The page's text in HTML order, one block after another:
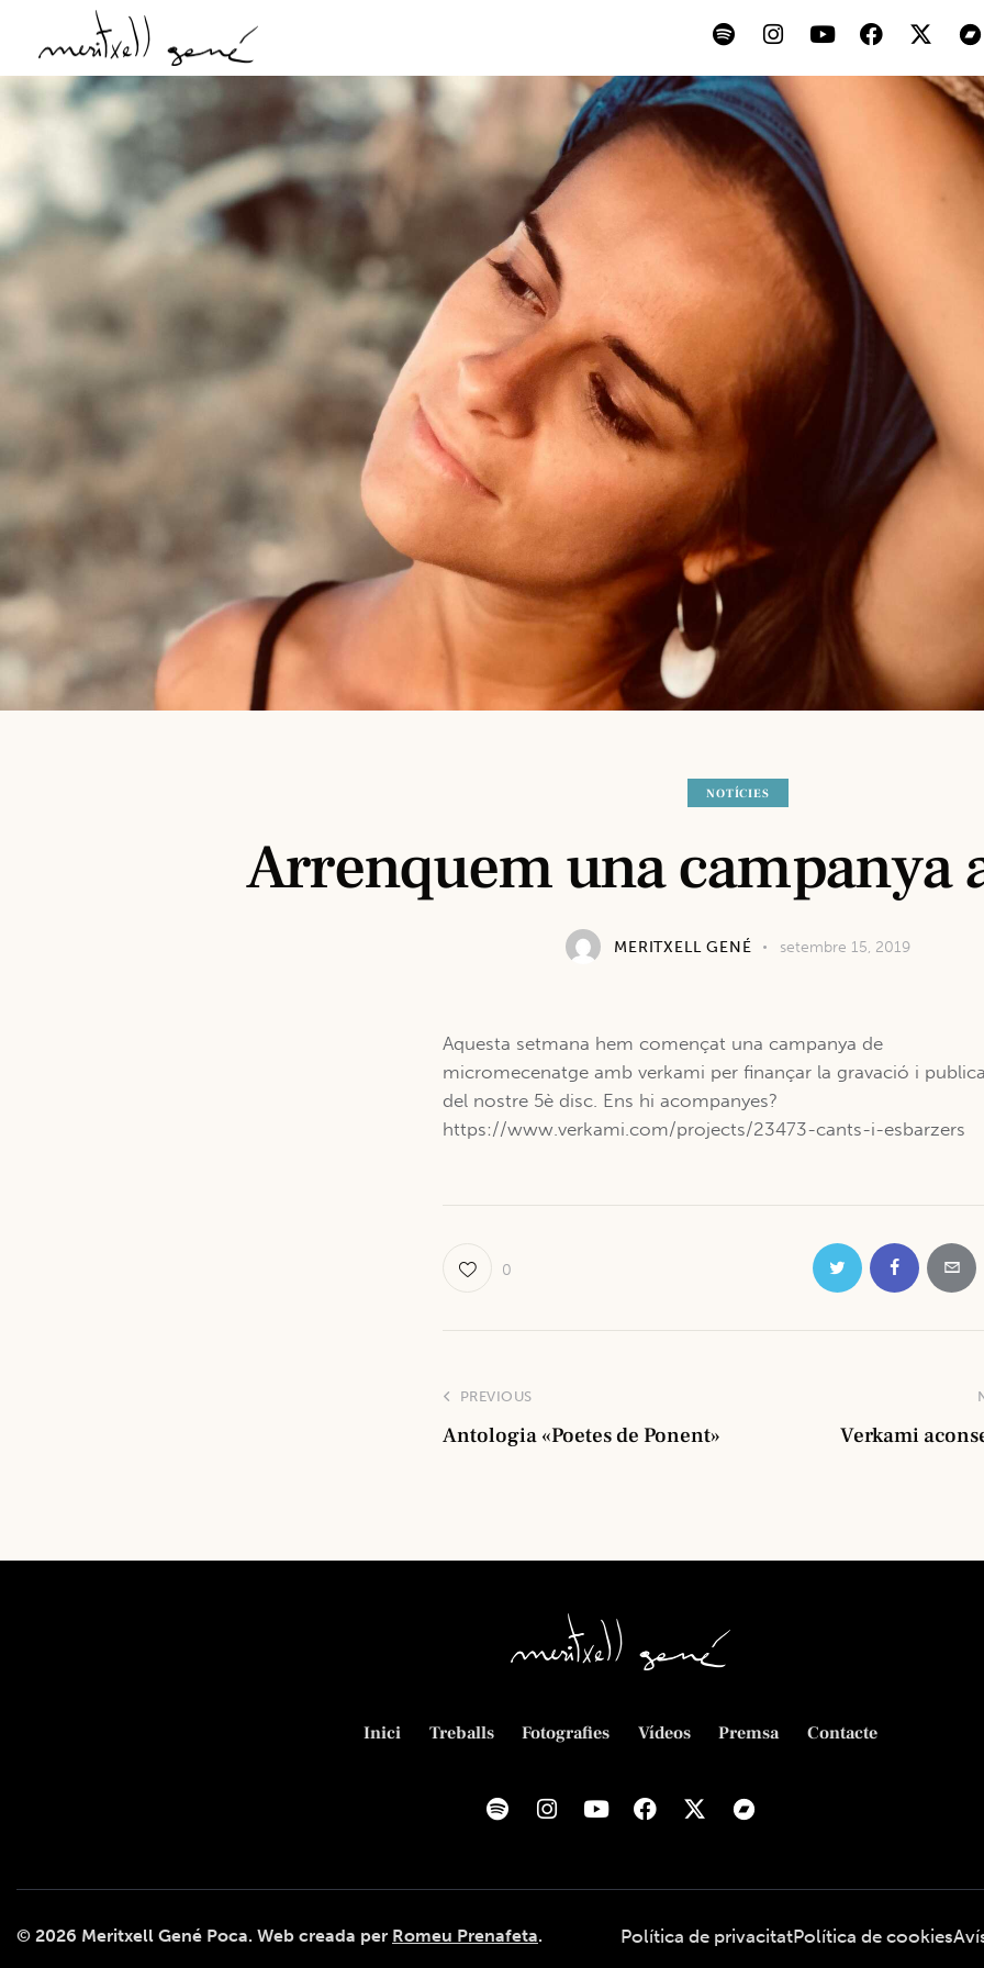
NOTÍCIES
Arrenquem una campanya
MERITXELL GENÉ setembre 15, 2019
Aquesta setmana hem començat una campanya de
micromecenatge amb verkami per finançar la gravació i
del nostre 5è disc. Ens hi acompanyes?
https://www.verkami.com/projects/23473-cants-i-esbarzers
0
PREVIOUS
Antologia «Poetes de Ponent» Verkami
Inici Treballs Fotografies Vídeos Premsa Contacte
© 2026 Meritxell Gené Poca. Web creada per Romeu Prenafeta. Política de privacitatPolítica de cookies